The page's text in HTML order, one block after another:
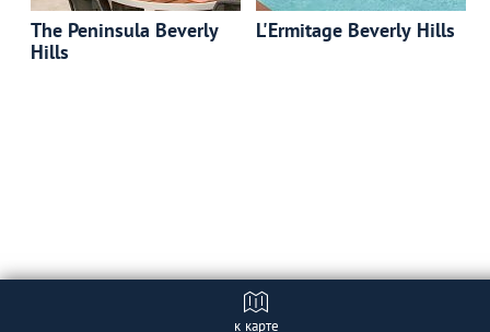
The Peninsula Beverly
Hills
L'Ermitage Beverly Hills
к карте